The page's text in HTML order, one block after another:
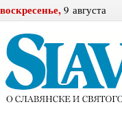
воскресенье, 9 августа